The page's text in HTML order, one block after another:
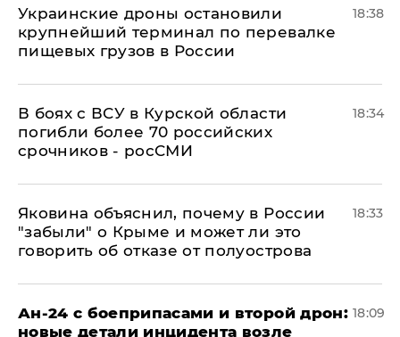
Украинские дроны остановили
крупнейший терминал по перевалке
пищевых грузов в России
18:38
В боях с ВСУ в Курской области
погибли более 70 российских
срочников - росСМИ
18:34
Яковина объяснил, почему в России
"забыли" о Крыме и может ли это
говорить об отказе от полуострова
18:33
Ан-24 с боеприпасами и второй дрон:
новые детали инцидента возле
18:09